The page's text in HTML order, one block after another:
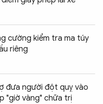
cường kiểm tra ma túy
riêng
đưa người đột quỵ vào
"giờ vàng" chữa trị